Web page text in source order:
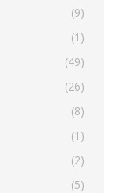
(9)
(1)
(49)
(26)
(8)
(1)
(2)
(5)